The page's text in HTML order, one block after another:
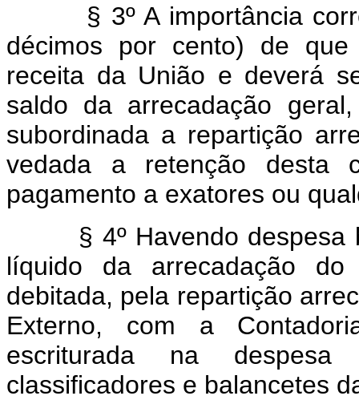
§ 3º A importância
décimos por cento) de
receita da União e deverá
saldo da arrecadação
subordinada a repartição
vedada a retenção desta
pagamento a exatores ou
§ 4º Havendo despesa
líquido da arrecadação
debitada, pela repartição
Externo, com a
escriturada na
classificadores e balancetes